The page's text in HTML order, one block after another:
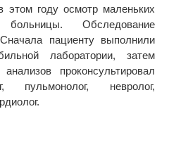
этом году осмотр маленьких
Обследование
пациенту выполнили
лаборатории, затем
проконсультировал
пульмонолог, невролог,